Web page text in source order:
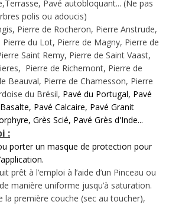
Pavé autobloquant... (Ne pas
polis ou adoucis)
Pierre de Rocheron, Pierre Anstrude,
du Lot, Pierre de Magny, Pierre de
Saint Remy, Pierre de Saint Vaast,
Pierre de Richemont, Pierre de
Beauval, Pierre de Chamesson, Pierre
du Brésil, Pavé du Portugal, Pavé
Pavé Calcaire, Pavé Granit
Grès Scié, Pavé Grès d'Inde...
:
porter un masque de protection pour
prêt à l’emploi à l’aide d’un Pinceau ou
manière uniforme jusqu’à saturation.
la première couche (sec au toucher),